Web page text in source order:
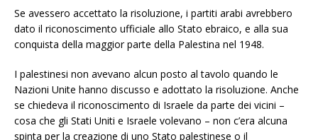
Se avessero accettato la risoluzione, i partiti arabi avrebbero
dato il riconoscimento ufficiale allo Stato ebraico, e alla sua
conquista della maggior parte della Palestina nel 1948.
I palestinesi non avevano alcun posto al tavolo quando le
Nazioni Unite hanno discusso e adottato la risoluzione. Anche
se chiedeva il riconoscimento di Israele da parte dei vicini –
cosa che gli Stati Uniti e Israele volevano – non c’era alcuna
spinta per la creazione di uno Stato palestinese o il